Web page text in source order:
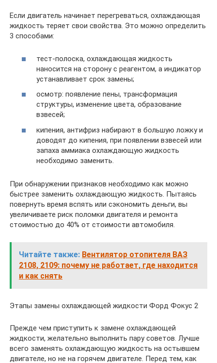
Если двигатель начинает перегреваться, охлаждающая
жидкость теряет свои свойства. Это можно определить
3 способами:
тест-полоска, охлаждающая жидкость
наносится на сторону с реагентом, а индикатор
устанавливает срок замены;
осмотр: появление пены, трансформация
структуры, изменение цвета, образование
взвесей;
кипения, антифриз набирают в большую ложку и
доводят до кипения, при появлении взвесей или
запаха аммиака охлаждающую жидкость
необходимо заменить.
При обнаружении признаков необходимо как можно
быстрее заменить охлаждающую жидкость. Пытаясь
повернуть время вспять или сэкономить деньги, вы
увеличиваете риск поломки двигателя и ремонта
стоимостью до 40% от стоимости автомобиля.
Читайте также: Вентилятор отопителя ВАЗ
2108, 2109: почему не работает, где находится
и как снять
Этапы замены охлаждающей жидкости Форд Фокус 2
Прежде чем приступить к замене охлаждающей
жидкости, желательно выполнить пару советов. Лучше
всего заменять охлаждающую жидкость на остывшем
двигателе, но не на горячем двигателе. Перед тем, как